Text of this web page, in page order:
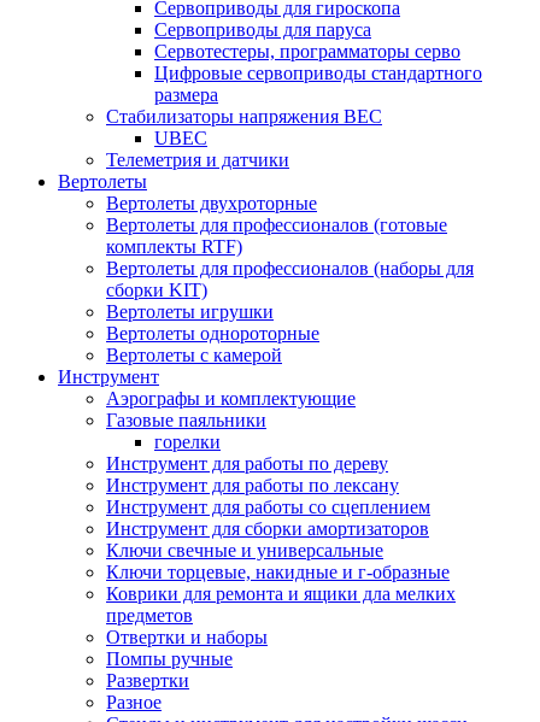
Сервоприводы для гироскопа
Сервоприводы для паруса
Сервотестеры, программаторы серво
Цифровые сервоприводы стандартного
размера
Стабилизаторы напряжения BEC
UBEC
Телеметрия и датчики
Вертолеты
Вертолеты двухроторные
Вертолеты для профессионалов (готовые
комплекты RTF)
Вертолеты для профессионалов (наборы для
сборки KIT)
Вертолеты игрушки
Вертолеты однороторные
Вертолеты с камерой
Инструмент
Аэрографы и комплектующие
Газовые паяльники
горелки
Инструмент для работы по дереву
Инструмент для работы по лексану
Инструмент для работы со сцеплением
Инструмент для сборки амортизаторов
Ключи свечные и универсальные
Ключи торцевые, накидные и г-образные
Коврики для ремонта и ящики дла мелких
предметов
Отвертки и наборы
Помпы ручные
Развертки
Разное